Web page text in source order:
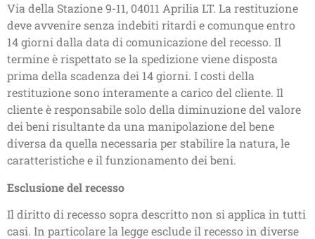
Via della Stazione 9-11, 04011 Aprilia LT. La restituzione
deve avvenire senza indebiti ritardi e comunque entro
14 giorni dalla data di comunicazione del recesso. Il
termine è rispettato se la spedizione viene disposta
prima della scadenza dei 14 giorni. I costi della
restituzione sono interamente a carico del cliente. Il
cliente è responsabile solo della diminuzione del valore
dei beni risultante da una manipolazione del bene
diversa da quella necessaria per stabilire la natura, le
caratteristiche e il funzionamento dei beni.
Esclusione del recesso
Il diritto di recesso sopra descritto non si applica in tutti
casi. In particolare la legge esclude il recesso in diverse